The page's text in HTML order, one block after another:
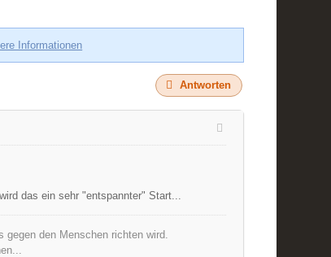
Informationen
Antworten
das ein sehr "entspannter" Start...
gegen den Menschen richten wird.